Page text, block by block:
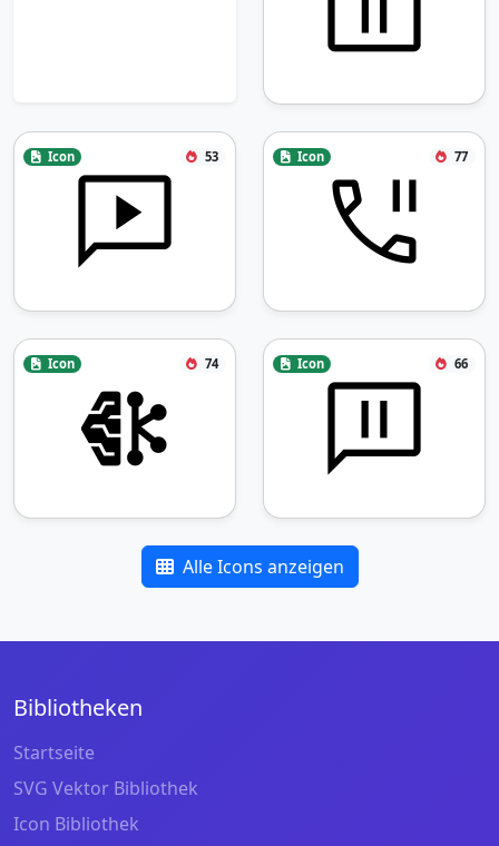
Icon 53 Icon 77
Icon 74 Icon 66
Alle Icons anzeigen
Bibliotheken
Startseite
SVG Vektor Bibliothek
Icon Bibliothek